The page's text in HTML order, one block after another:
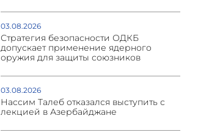
03.08.2026
Стратегия безопасности ОДКБ
допускает применение ядерного
оружия для защиты союзников
03.08.2026
Нассим Талеб отказался выступить с
лекцией в Азербайджане